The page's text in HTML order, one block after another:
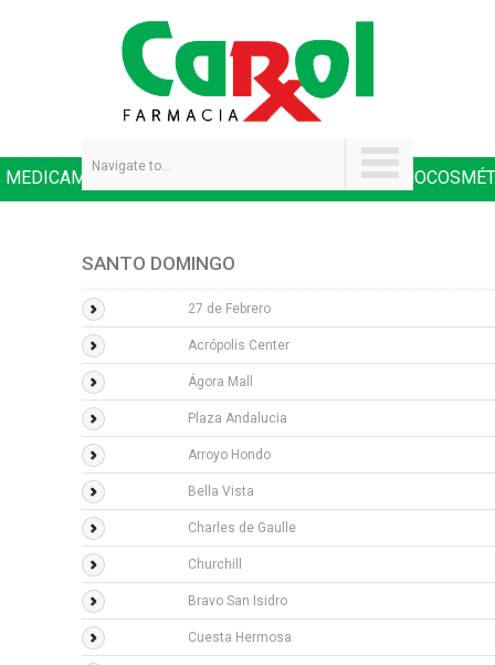
Navigate to...
MEDICAMENTOS
SANTO DOMINGO
27 de Febrero
Acrópolis Center
Ágora Mall
Plaza Andalucia
Arroyo Hondo
Bella Vista
Charles de Gaulle
Churchill
Bravo San Isidro
Cuesta Hermosa